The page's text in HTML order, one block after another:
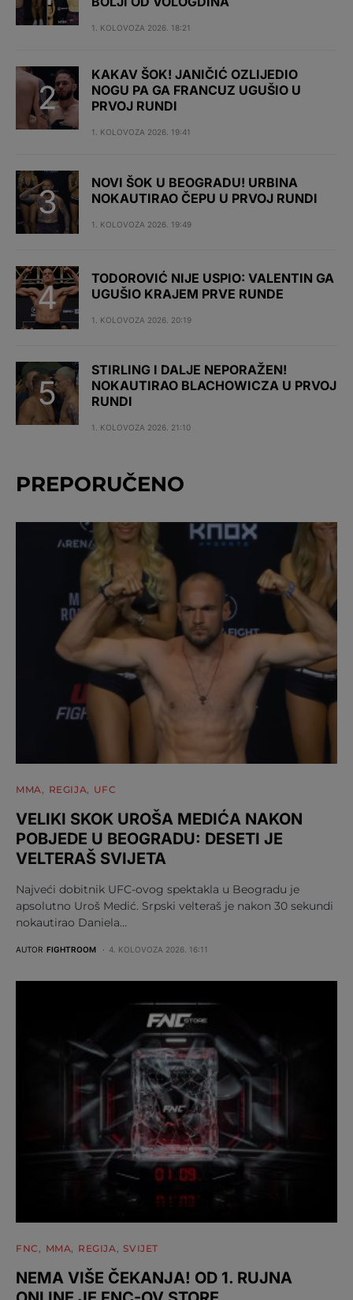
1. KOLOVOZA 2026. 18:21
KAKAV ŠOK! JANIČIĆ OZLIJEDIO
NOGU PA GA FRANCUZ UGUŠIO U
PRVOJ RUNDI
1. KOLOVOZA 2026. 19:41
NOVI ŠOK U BEOGRADU! URBINA
NOKAUTIRAO ČEPU U PRVOJ RUNDI
1. KOLOVOZA 2026. 19:49
TODOROVIĆ NIJE USPIO: VALENTIN GA
UGUŠIO KRAJEM PRVE RUNDE
1. KOLOVOZA 2026. 20:19
STIRLING I DALJE NEPORAŽEN!
NOKAUTIRAO BLACHOWICZA U PRVOJ
RUNDI
1. KOLOVOZA 2026. 21:10
PREPORUČENO
MMA REGIJA UFC
VELIKI SKOK UROŠA MEDIĆA NAKON
POBJEDE U BEOGRADU: DESETI JE
VELTERAŠ SVIJETA
Najveći dobitnik UFC-ovog spektakla u Beogradu je
apsolutno Uroš Medić. Srpski velteraš je nakon 30 sekundi
nokautirao Daniela…
AUTOR FIGHTROOM 4. KOLOVOZA 2026. 16:11
FNC MMA REGIJA SVIJET
NEMA VIŠE ČEKANJA! OD 1. RUJNA